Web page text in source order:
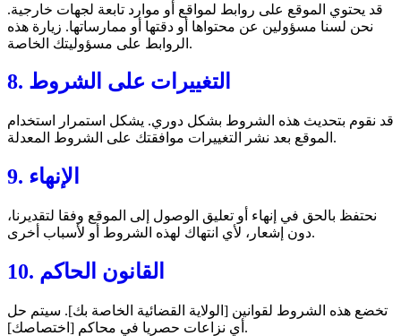
قد يحتوي الموقع على روابط لمواقع أو موارد تابعة لجهات خارجية.
نحن لسنا مسؤولين عن محتواها أو دقتها أو ممارساتها. زيارة هذه
الروابط على مسؤوليتك الخاصة.
8. التغييرات على الشروط
قد نقوم بتحديث هذه الشروط بشكل دوري. يشكل استمرار استخدام
الموقع بعد نشر التغييرات موافقتك على الشروط المعدلة.
9. الإنهاء
نحتفظ بالحق في إنهاء أو تعليق الوصول إلى الموقع وفقا لتقديرنا،
دون إشعار، لأي انتهاك لهذه الشروط أو لأسباب أخرى.
10. القانون الحاكم
تخضع هذه الشروط لقوانين [الولاية القضائية الخاصة بك]. سيتم حل
أي نزاعات حصريا في محاكم [اختصاصك].